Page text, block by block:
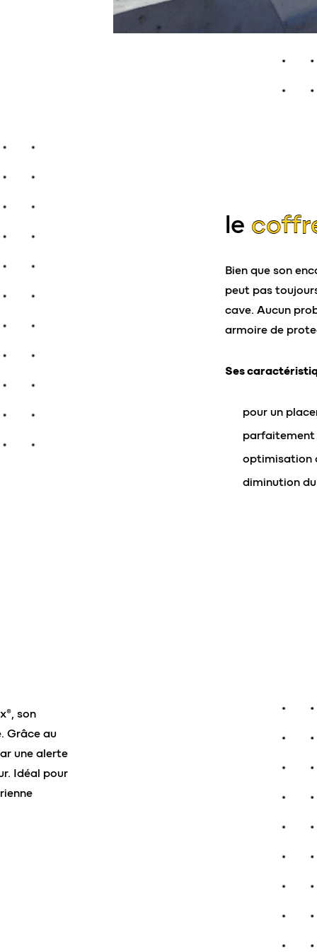
le
Bien que son
peut pas
cave. Aucun
armoire de
Ses
pour un
parfaitement
optimisation
diminution
son
Grâce au
une alerte
Idéal pour